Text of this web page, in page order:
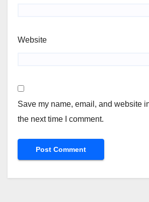
Website
Save my name, email, and website
the next time I comment.